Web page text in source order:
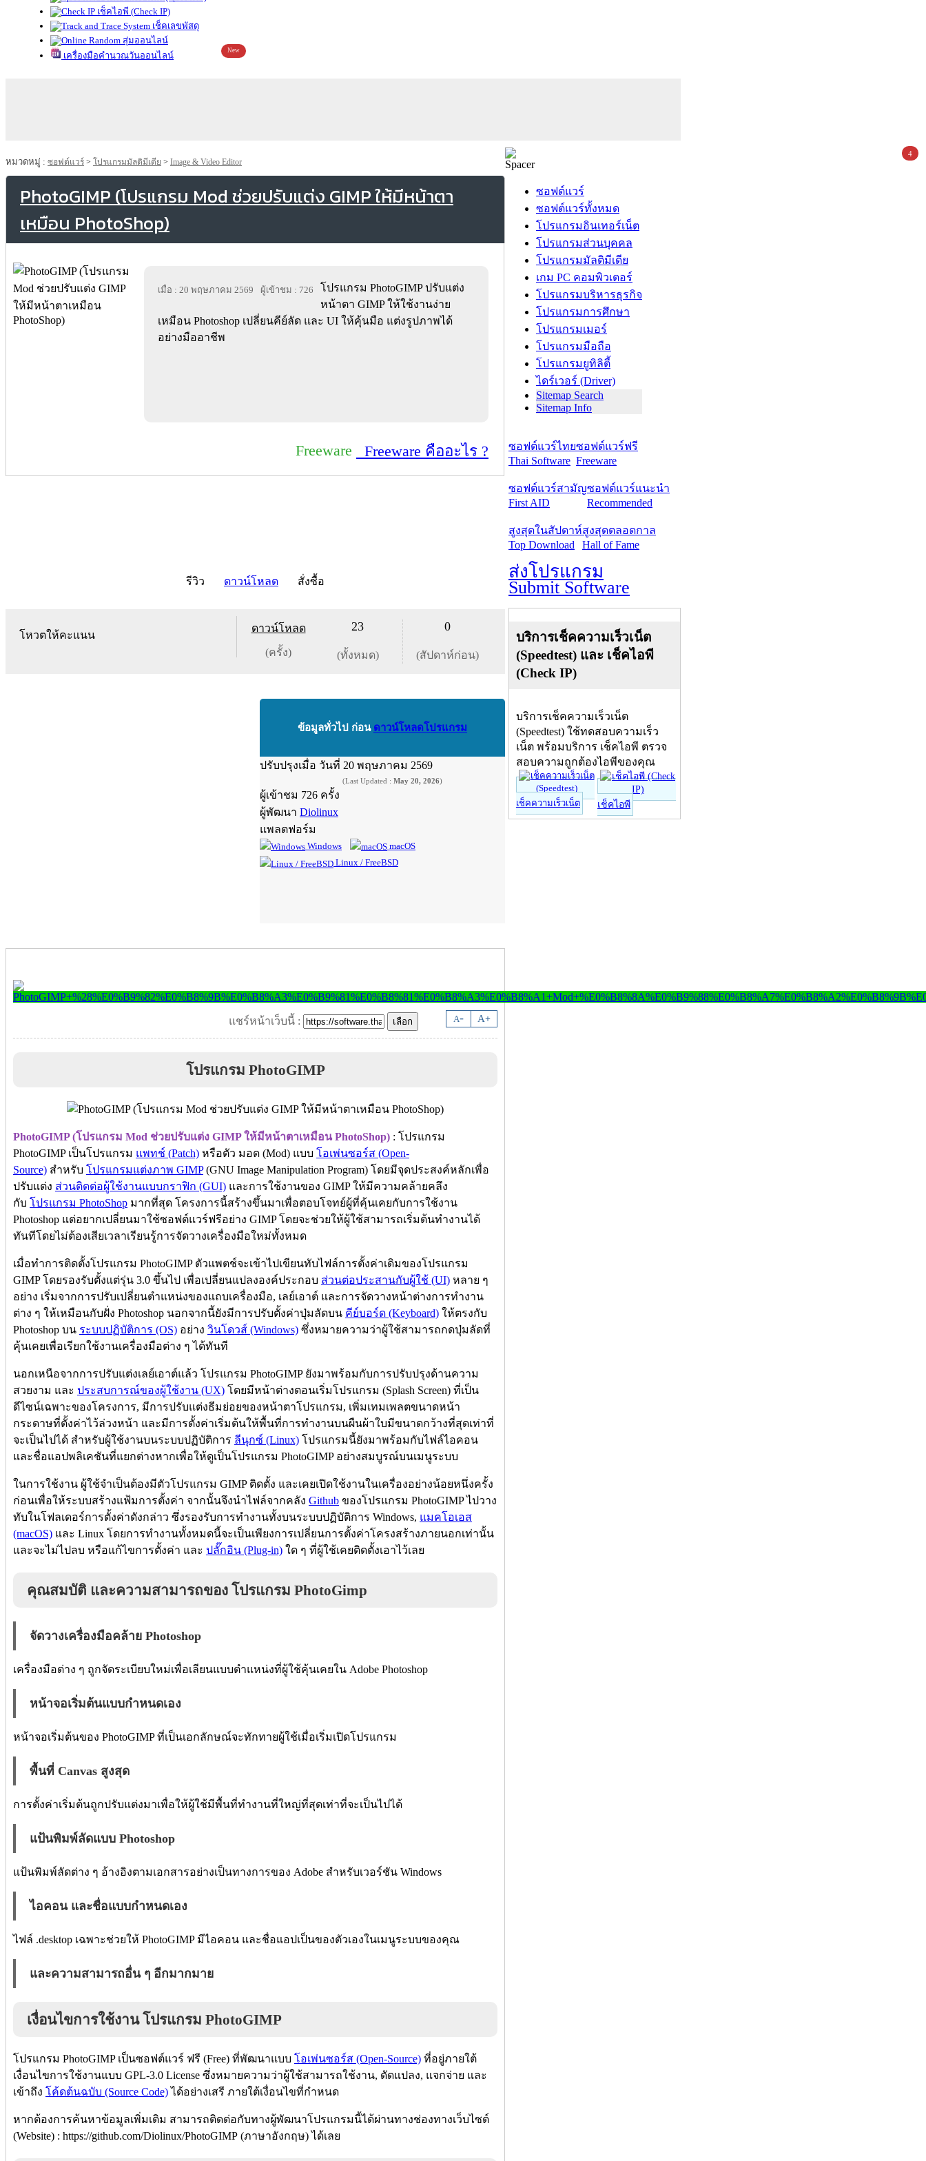
เช็คไอพี (Check IP)
เช็คเลขพัสดุ
สุ่มออนไลน์
เครื่องมือคำนวณวันออนไลน์
New
หมวดหมู่ : ซอฟต์แวร์ > โปรแกรมมัลติมีเดีย > Image & Video Editor
PhotoGIMP (โปรแกรม Mod ช่วยปรับแต่ง GIMP ให้มีหน้าตา
เหมือน PhotoShop)
เมื่อ : 20 พฤษภาคม 2569 ผู้เข้าชม : 726
โปรแกรม PhotoGIMP ปรับแต่ง
หน้าตา GIMP ให้ใช้งานง่าย
เหมือน Photoshop เปลี่ยนคีย์ลัด และ UI ให้คุ้นมือ แต่งรูปภาพได้
อย่างมืออาชีพ
Freeware Freeware คืออะไร ?
รีวิว ดาวน์โหลด สั่งซื้อ
โหวตให้คะแนน
ดาวน์โหลด
(ครั้ง)
23
(ทั้งหมด)
0
(สัปดาห์ก่อน)
ข้อมูลทั่วไป ก่อน ดาวน์โหลดโปรแกรม
ปรับปรุงเมื่อ วันที่ 20 พฤษภาคม 2569
(Last Updated : May 20, 2026)
ผู้เข้าชม 726 ครั้ง
ผู้พัฒนา Diolinux
แพลตฟอร์ม
Windows
macOS
Linux / FreeBSD
A- A+
แชร์หน้าเว็บนี้ :
โปรแกรม PhotoGIMP
PhotoGIMP (โปรแกรม Mod ช่วยปรับแต่ง GIMP ให้มีหน้าตาเหมือน PhotoShop) : โปรแกรม
PhotoGIMP เป็นโปรแกรม แพทช์ (Patch) หรือตัว มอด (Mod) แบบ โอเพ่นซอร์ส (Open-
Source) สำหรับ โปรแกรมแต่งภาพ GIMP(GNU Image Manipulation Program) โดยมีจุดประสงค์หลักเพื่อ
ปรับแต่ง ส่วนติดต่อผู้ใช้งานแบบกราฟิก (GUI) และการใช้งานของ GIMP ให้มีความคล้ายคลึง
กับ โปรแกรม PhotoShop มากที่สุด โครงการนี้สร้างขึ้นมาเพื่อตอบโจทย์ผู้ที่คุ้นเคยกับการใช้งาน
Photoshop แต่อยากเปลี่ยนมาใช้ซอฟต์แวร์ฟรีอย่าง GIMP โดยจะช่วยให้ผู้ใช้สามารถเริ่มต้นทำงานได้
ทันทีโดยไม่ต้องเสียเวลาเรียนรู้การจัดวางเครื่องมือใหม่ทั้งหมด
เมื่อทำการติดตั้งโปรแกรม PhotoGIMP ตัวแพตช์จะเข้าไปเขียนทับไฟล์การตั้งค่าเดิมของโปรแกรม
GIMP โดยรองรับตั้งแต่รุ่น 3.0 ขึ้นไป เพื่อเปลี่ยนแปลงองค์ประกอบ ส่วนต่อประสานกับผู้ใช้ (UI) หลาย ๆ
อย่าง เริ่มจากการปรับเปลี่ยนตำแหน่งของแถบเครื่องมือ, เลย์เอาต์ และการจัดวางหน้าต่างการทำงาน
ต่าง ๆ ให้เหมือนกับฝั่ง Photoshop นอกจากนี้ยังมีการปรับตั้งค่าปุ่มลัดบน คีย์บอร์ด (Keyboard) ให้ตรงกับ
Photoshop บน ระบบปฏิบัติการ (OS) อย่าง วินโดวส์ (Windows) ซึ่งหมายความว่าผู้ใช้สามารถกดปุ่มลัดที่
คุ้นเคยเพื่อเรียกใช้งานเครื่องมือต่าง ๆ ได้ทันที
นอกเหนือจากการปรับแต่งเลย์เอาต์แล้ว โปรแกรม PhotoGIMP ยังมาพร้อมกับการปรับปรุงด้านความ
สวยงาม และ ประสบการณ์ของผู้ใช้งาน (UX) โดยมีหน้าต่างตอนเริ่มโปรแกรม (Splash Screen) ที่เป็น
ดีไซน์เฉพาะของโครงการ, มีการปรับแต่งธีมย่อยของหน้าตาโปรแกรม, เพิ่มเทมเพลตขนาดหน้า
กระดาษที่ตั้งค่าไว้ล่วงหน้า และมีการตั้งค่าเริ่มต้นให้พื้นที่การทำงานบนผืนผ้าใบมีขนาดกว้างที่สุดเท่าที่
จะเป็นไปได้ สำหรับผู้ใช้งานบนระบบปฏิบัติการ ลีนุกซ์ (Linux) โปรแกรมนี้ยังมาพร้อมกับไฟล์ไอคอน
และชื่อแอปพลิเคชันที่แยกต่างหากเพื่อให้ดูเป็นโปรแกรม PhotoGIMP อย่างสมบูรณ์บนเมนูระบบ
ในการใช้งาน ผู้ใช้จำเป็นต้องมีตัวโปรแกรม GIMP ติดตั้ง และเคยเปิดใช้งานในเครื่องอย่างน้อยหนึ่งครั้ง
ก่อนเพื่อให้ระบบสร้างแฟ้มการตั้งค่า จากนั้นจึงนำไฟล์จากคลัง Github ของโปรแกรม PhotoGIMP ไปวาง
ทับในโฟลเดอร์การตั้งค่าดังกล่าว ซึ่งรองรับการทำงานทั้งบนระบบปฏิบัติการ Windows, แมคโอเอส
(macOS) และ Linux โดยการทำงานทั้งหมดนี้จะเป็นเพียงการเปลี่ยนการตั้งค่าโครงสร้างภายนอกเท่านั้น
และจะไม่ไปลบ หรือแก้ไขการตั้งค่า และ ปลั๊กอิน (Plug-in) ใด ๆ ที่ผู้ใช้เคยติดตั้งเอาไว้เลย
คุณสมบัติ และความสามารถของ โปรแกรม PhotoGimp
จัดวางเครื่องมือคล้าย Photoshop
เครื่องมือต่าง ๆ ถูกจัดระเบียบใหม่เพื่อเลียนแบบตำแหน่งที่ผู้ใช้คุ้นเคยใน Adobe Photoshop
หน้าจอเริ่มต้นแบบกำหนดเอง
หน้าจอเริ่มต้นของ PhotoGIMP ที่เป็นเอกลักษณ์จะทักทายผู้ใช้เมื่อเริ่มเปิดโปรแกรม
พื้นที่ Canvas สูงสุด
การตั้งค่าเริ่มต้นถูกปรับแต่งมาเพื่อให้ผู้ใช้มีพื้นที่ทำงานที่ใหญ่ที่สุดเท่าที่จะเป็นไปได้
แป้นพิมพ์ลัดแบบ Photoshop
แป้นพิมพ์ลัดต่าง ๆ อ้างอิงตามเอกสารอย่างเป็นทางการของ Adobe สำหรับเวอร์ชัน Windows
ไอคอน และชื่อแบบกำหนดเอง
ไฟล์ .desktop เฉพาะช่วยให้ PhotoGIMP มีไอคอน และชื่อแอปเป็นของตัวเองในเมนูระบบของคุณ
และความสามารถอื่น ๆ อีกมากมาย
เงื่อนไขการใช้งาน โปรแกรม PhotoGIMP
โปรแกรม PhotoGIMP เป็นซอฟต์แวร์ ฟรี (Free) ที่พัฒนาแบบ โอเพ่นซอร์ส (Open-Source) ที่อยู่ภายใต้
เงื่อนไขการใช้งานแบบ GPL-3.0 License ซึ่งหมายความว่าผู้ใช้สามารถใช้งาน, ดัดแปลง, แจกจ่าย และ
เข้าถึง โค้ดต้นฉบับ (Source Code)ได้อย่างเสรี ภายใต้เงื่อนไขที่กำหนด
หากต้องการค้นหาข้อมูลเพิ่มเติม สามารถติดต่อกับทางผู้พัฒนาโปรแกรมนี้ได้ผ่านทางช่องทางเว็บไซต์
(Website) : https://github.com/Diolinux/PhotoGIMP (ภาษาอังกฤษ) ได้เลย
ซอฟต์แวร์
ซอฟต์แวร์ทั้งหมด
โปรแกรมอินเทอร์เน็ต
โปรแกรมส่วนบุคคล
โปรแกรมมัลติมีเดีย
เกม PC คอมพิวเตอร์
โปรแกรมบริหารธุรกิจ
โปรแกรมการศึกษา
โปรแกรมเมอร์
โปรแกรมมือถือ
โปรแกรมยูทิลิตี้
ไดร์เวอร์ (Driver)
Sitemap Search
Sitemap Info
ซอฟต์แวร์ไทย
Thai Software
ซอฟต์แวร์ฟรี
Freeware
ซอฟต์แวร์สามัญ
First AID
ซอฟต์แวร์แนะนำ
Recommended
สูงสุดในสัปดาห์
Top Download
สูงสุดตลอดกาล
Hall of Fame
ส่งโปรแกรม
Submit Software
บริการเช็คความเร็วเน็ต
(Speedtest) และ เช็คไอพี
(Check IP)
บริการเช็คความเร็วเน็ต
(Speedtest) ใช้ทดสอบความเร็ว
เน็ต พร้อมบริการ เช็คไอพี ตรวจ
สอบความถูกต้องไอพีของคุณ
เช็คความเร็วเน็ต เช็คไอพี
4